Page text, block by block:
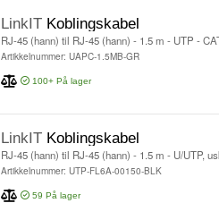
LinkIT Koblingskabel
RJ-45 (hann) til RJ-45 (hann) - 1.5 m - UTP -
Artikkelnummer: UAPC-1.5MB-GR
100+ På lager
LinkIT Koblingskabel
RJ-45 (hann) til RJ-45 (hann) - 1.5 m - U/UTP,
Artikkelnummer: UTP-FL6A-00150-BLK
59 På lager